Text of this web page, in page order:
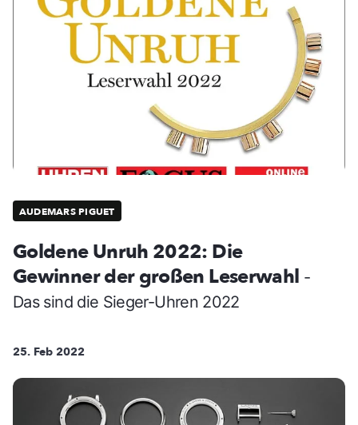
AUDEMARS PIGUET
Goldene Unruh 2022: Die
Gewinner der großen Leserwahl -
Das sind die Sieger-Uhren 2022
25. Feb 2022